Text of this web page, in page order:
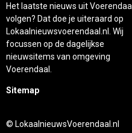
Het laatste nieuws uit Voerendaal
volgen? Dat doe je uiteraard op
Lokaalnieuwsvoerendaal.nl. Wij
focussen op de dagelijkse
nieuwsitems van omgeving
Voerendaal.
Sitemap
© LokaalnieuwsVoerendaal.nl